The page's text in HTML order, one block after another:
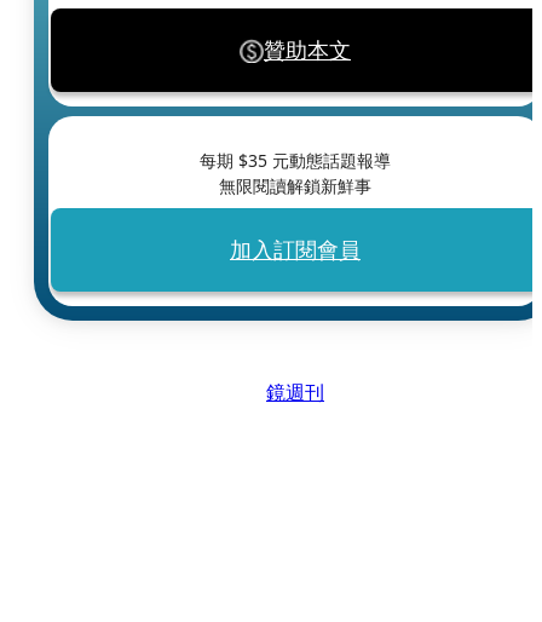
贊助本文
每期 $35 元動態話題報導
無限閱讀解鎖新鮮事
加入訂閱會員
鏡週刊